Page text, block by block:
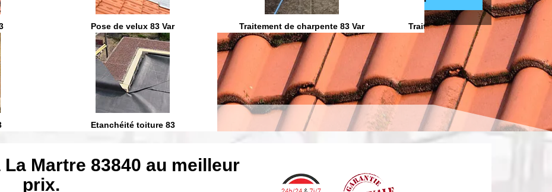
Pose de velux 83 Var Traitement de charpente 83 Var Traitement anti Humidite 83 Var
Etanchéité toiture 83
Martre 83840 au meilleur
prix.